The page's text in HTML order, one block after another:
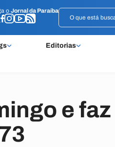
o Jornal da Paraíba
Editorias
o Jornal da Paraíba
e faz